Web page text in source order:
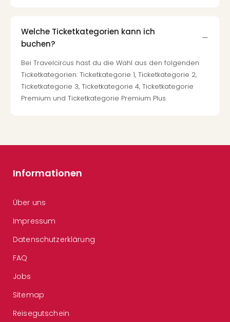
Welche Ticketkategorien kann ich
buchen?
Bei Travelcircus hast du die Wahl aus den folgenden
Ticketkategorien: Ticketkategorie 1, Ticketkategorie 2,
Ticketkategorie 3, Ticketkategorie 4, Ticketkategorie
Premium und Ticketkategorie Premium Plus.
Informationen
Über uns
Impressum
Datenschutzerklärung
FAQ
Jobs
Sitemap
Reisegutschein